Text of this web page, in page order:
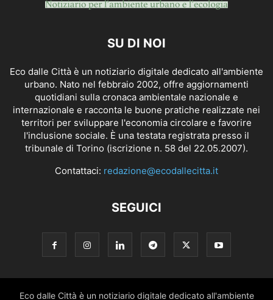
SU DI NOI
Eco dalle Città è un notiziario digitale dedicato all'ambiente
urbano. Nato nel febbraio 2002, offre aggiornamenti
quotidiani sulla cronaca ambientale nazionale e
internazionale e racconta le buone pratiche realizzate nei
territori per sviluppare l'economia circolare e favorire
l'inclusione sociale. È una testata registrata presso il
tribunale di Torino (iscrizione n. 58 del 22.05.2007).
Contattaci: redazione@ecodallecitta.it
SEGUICI
Eco dalle Città è un notiziario digitale dedicato all'ambiente